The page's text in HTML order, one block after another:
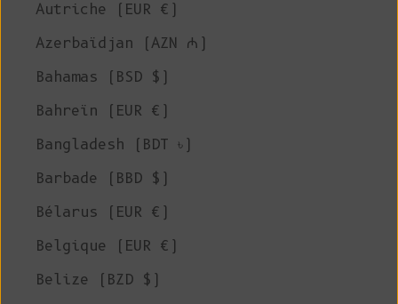
Autriche (EUR €)
Azerbaïdjan (AZN ₼)
Bahamas (BSD $)
Bahreïn (EUR €)
Bangladesh (BDT ৳)
Barbade (BBD $)
Bélarus (EUR €)
Belgique (EUR €)
Belize (BZD $)